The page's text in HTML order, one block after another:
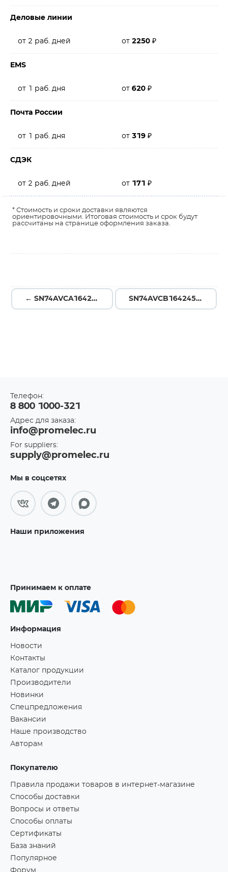
Деловые линии
от 2 раб. дней от 2250 ₽
EMS
от 1 раб. дня от 620 ₽
Почта России
от 1 раб. дня от 319 ₽
СДЭК
от 2 раб. дней от 171 ₽
* Стоимость и сроки доставки являются
ориентировочными. Итоговая стоимость и срок будут
рассчитаны на странице оформления заказа.
← SN74AVCA164245VR SN74AVCB164245VR →
Телефон:
8 800 1000-321
Адрес для заказа:
info@promelec.ru
For suppliers:
supply@promelec.ru
Мы в соцсетях
Наши приложения
Принимаем к оплате
Информация
Новости
Контакты
Каталог продукции
Производители
Новинки
Спецпредложения
Вакансии
Наше производство
Авторам
Покупателю
Правила продажи товаров в интернет-магазине
Способы доставки
Вопросы и ответы
Способы оплаты
Сертификаты
База знаний
Популярное
Форум